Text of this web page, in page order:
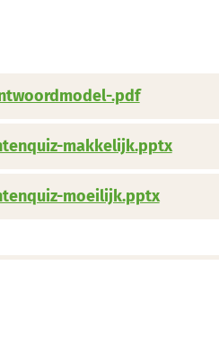
.pdf
makkelijk.pptx
moeilijk.pptx